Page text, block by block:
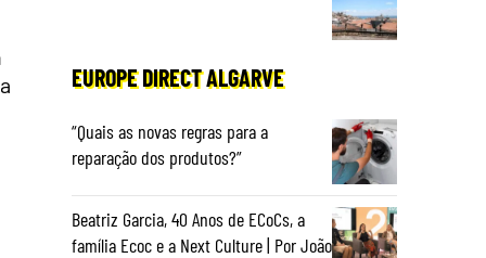
EUROPE DIRECT ALGARVE
“Quais as novas regras para a
reparação dos produtos?”
Beatriz Garcia, 40 Anos de ECoCs, a
família Ecoc e a Next Culture | Por João